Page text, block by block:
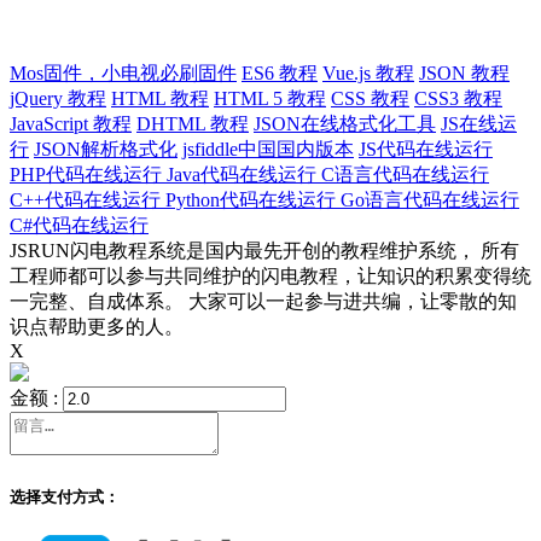
Mos固件，小电视必刷固件 ES6 教程 Vue.js 教程 JSON 教程
jQuery 教程 HTML 教程 HTML 5 教程 CSS 教程 CSS3 教程
JavaScript 教程 DHTML 教程 JSON在线格式化工具 JS在线运
行 JSON解析格式化 jsfiddle中国国内版本 JS代码在线运行
PHP代码在线运行 Java代码在线运行 C语言代码在线运行
C++代码在线运行 Python代码在线运行 Go语言代码在线运行
C#代码在线运行
JSRUN闪电教程系统是国内最先开创的教程维护系统， 所有
工程师都可以参与共同维护的闪电教程，让知识的积累变得统
一完整、自成体系。 大家可以一起参与进共编，让零散的知
识点帮助更多的人。
X
金额 :
选择支付方式：